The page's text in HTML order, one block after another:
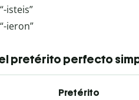
isteis”
ieron”
pretérito perfecto
Pretérito